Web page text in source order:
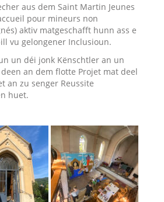
aus dem Saint Martin Jeunes
pour mineurs non
aktiv matgeschafft hunn ass e
vu gelongener Inclusioun.
un déi jonk Kënschtler an un
an dem flotte Projet mat deel
an zu senger Reussite
huet.